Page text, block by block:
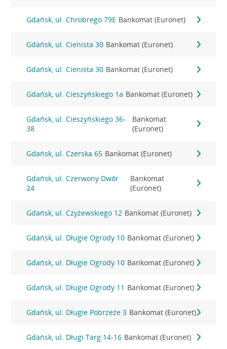
Gdańsk, ul. Chrobrego 79E Bankomat (Euronet)
Gdańsk, ul. Cienista 30 Bankomat (Euronet)
Gdańsk, ul. Cienista 30 Bankomat (Euronet)
Gdańsk, ul. Cieszyńskiego 1a Bankomat (Euronet)
Gdańsk, ul. Cieszyńskiego 36-
38
Bankomat
(Euronet)
Gdańsk, ul. Czerska 65 Bankomat (Euronet)
Gdańsk, ul. Czerwony Dwór
24
Bankomat
(Euronet)
Gdańsk, ul. Czyżewskiego 12 Bankomat (Euronet)
Gdańsk, ul. Długie Ogrody 10 Bankomat (Euronet)
Gdańsk, ul. Długie Ogrody 10 Bankomat (Euronet)
Gdańsk, ul. Długie Ogrody 11 Bankomat (Euronet)
Gdańsk, ul. Długie Pobrzeże 3 Bankomat (Euronet)
Gdańsk, ul. Długi Targ 14-16 Bankomat (Euronet)